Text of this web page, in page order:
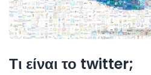
Τι είναι το twitter;